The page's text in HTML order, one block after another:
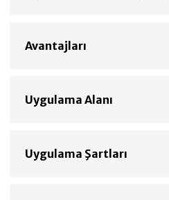
Avantajları
Uygulama Alanı
Uygulama Şartları